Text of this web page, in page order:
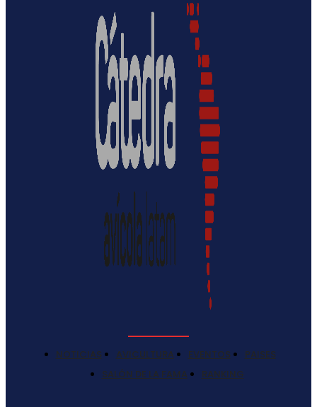
NOTICIAS AVICULTURA EVENTOS
PAISES
SALÓN DE LA FAMA
RANKING